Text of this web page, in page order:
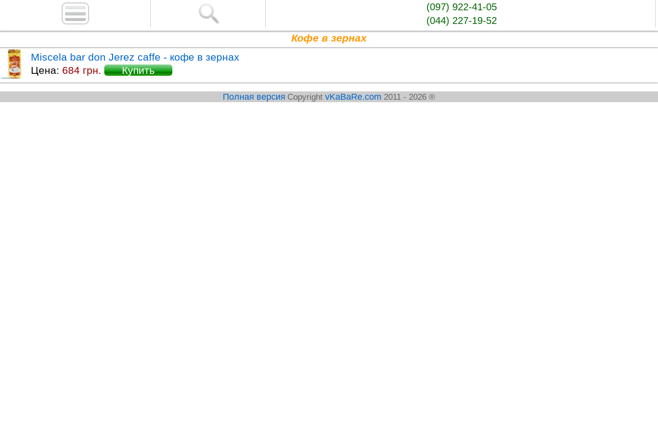
(097) 922-41-05
(044) 227-19-52
Кофе в зернах
Miscela bar don Jerez caffe - кофе в зернах
Цена: 684 грн. Купить
Полная версия Copyright vKaBaRe.com 2011 - 2026 ®